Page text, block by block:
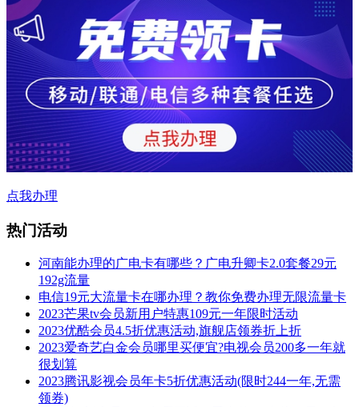
点我办理
热门活动
河南能办理的广电卡有哪些？广电升卿卡2.0套餐29元
192g流量
电信19元大流量卡在哪办理？教你免费办理无限流量卡
2023芒果tv会员新用户特惠109元一年限时活动
2023优酷会员4.5折优惠活动,旗舰店领券折上折
2023爱奇艺白金会员哪里买便宜?电视会员200多一年就
很划算
2023腾讯影视会员年卡5折优惠活动(限时244一年,无需
领券)